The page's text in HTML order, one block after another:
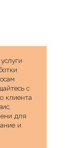
с
клиента
для
и